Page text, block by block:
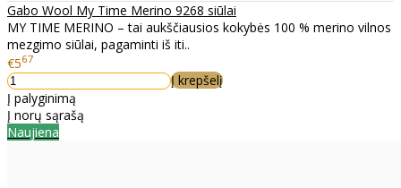
Gabo Wool My Time Merino 9268 siūlai
MY TIME MERINO – tai aukščiausios kokybės 100 % merino vilnos
mezgimo siūlai, pagaminti iš iti..
€567
Į krepšelį
Į palyginimą
Į norų sąrašą
Naujiena